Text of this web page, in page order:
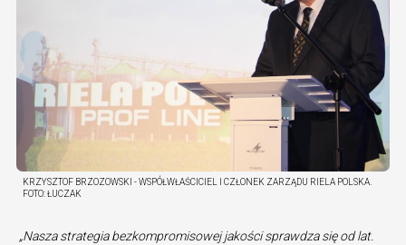
KRZYSZTOF BRZOZOWSKI - WSPÓŁWŁAŚCICIEL I CZŁONEK ZARZĄDU RIELA POLSKA.
FOTO:ŁUCZAK
„Nasza strategia bezkompromisowej jakości sprawdza się od lat.